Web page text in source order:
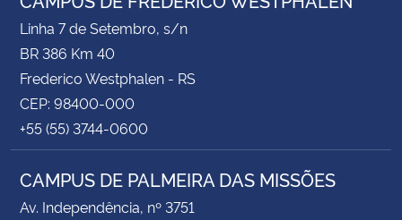
Linha 7 de Setembro, s/n
BR 386 Km 40
Frederico Westphalen - RS
CEP: 98400-000
+55 (55) 3744-0600
CAMPUS DE PALMEIRA DAS MISSÕES
Av. Independência, nº 3751